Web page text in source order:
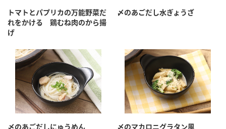
トマトとパプリカの万能野菜だ
れをかける 鶏むね肉のから揚
げ
〆のあごだし水ぎょうざ
〆のあごだしにゅうめん 〆のマカロニグラタン風